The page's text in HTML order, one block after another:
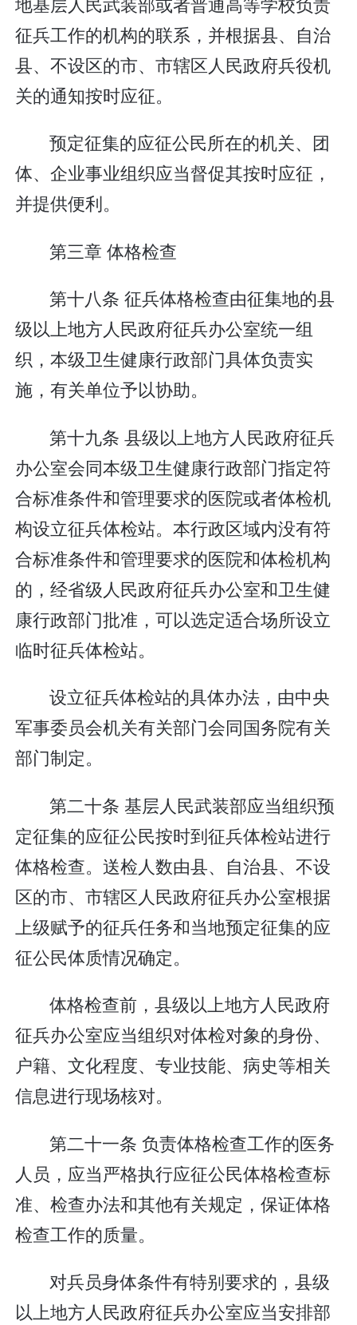
征兵工作的机构的联系，并根据县、自治
县、不设区的市、市辖区人民政府兵役机
关的通知按时应征。
预定征集的应征公民所在的机关、团
体、企业事业组织应当督促其按时应征，
并提供便利。
第三章 体格检查
第十八条 征兵体格检查由征集地的县
级以上地方人民政府征兵办公室统一组
织，本级卫生健康行政部门具体负责实
施，有关单位予以协助。
第十九条 县级以上地方人民政府征兵
办公室会同本级卫生健康行政部门指定符
合标准条件和管理要求的医院或者体检机
构设立征兵体检站。本行政区域内没有符
合标准条件和管理要求的医院和体检机构
的，经省级人民政府征兵办公室和卫生健
康行政部门批准，可以选定适合场所设立
临时征兵体检站。
设立征兵体检站的具体办法，由中央
军事委员会机关有关部门会同国务院有关
部门制定。
第二十条 基层人民武装部应当组织预
定征集的应征公民按时到征兵体检站进行
体格检查。送检人数由县、自治县、不设
区的市、市辖区人民政府征兵办公室根据
上级赋予的征兵任务和当地预定征集的应
征公民体质情况确定。
体格检查前，县级以上地方人民政府
征兵办公室应当组织对体检对象的身份、
户籍、文化程度、专业技能、病史等相关
信息进行现场核对。
第二十一条 负责体格检查工作的医务
人员，应当严格执行应征公民体格检查标
准、检查办法和其他有关规定，保证体格
检查工作的质量。
对兵员身体条件有特别要求的，县级
以上地方人民政府征兵办公室应当安排部